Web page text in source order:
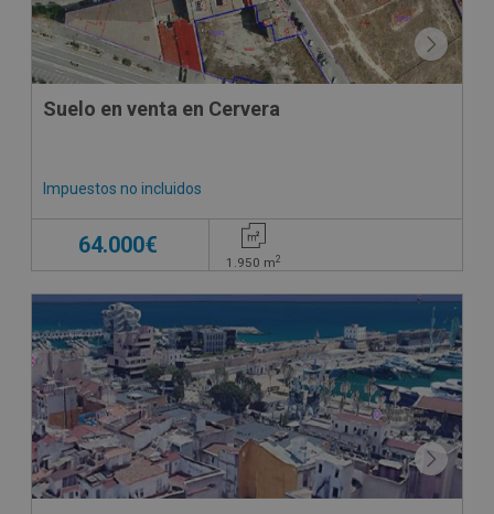
Suelo en venta en Cervera
Impuestos no incluidos
64.000€
1.950 m2